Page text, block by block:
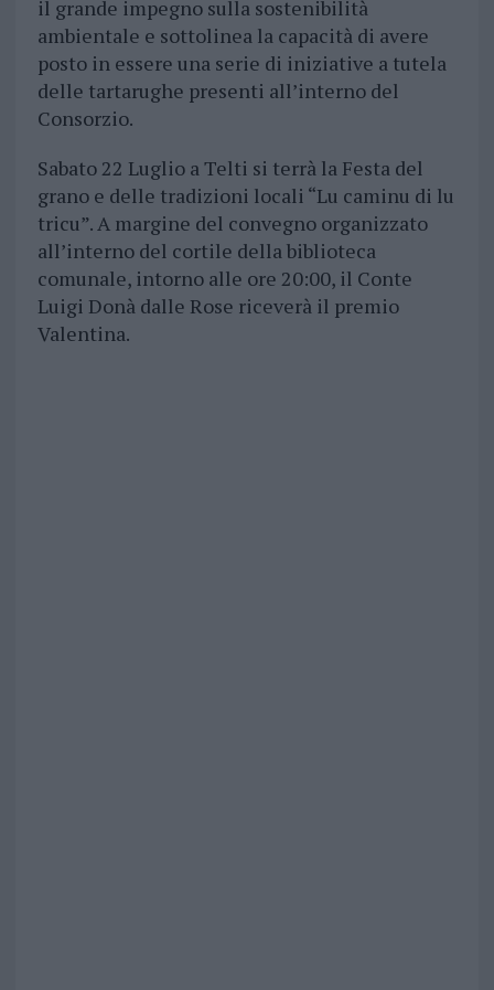
il grande impegno sulla sostenibilità
ambientale e sottolinea la capacità di avere
posto in essere una serie di iniziative a tutela
delle tartarughe presenti all’interno del
Consorzio.
Sabato 22 Luglio a Telti si terrà la Festa del
grano e delle tradizioni locali “Lu caminu di lu
tricu”. A margine del convegno organizzato
all’interno del cortile della biblioteca
comunale, intorno alle ore 20:00, il Conte
Luigi Donà dalle Rose riceverà il premio
Valentina.